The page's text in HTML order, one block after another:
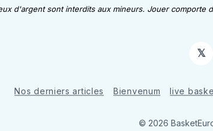
d'argent sont interdits aux mineurs. Jouer comporte
𝕏
Nos derniers articles Bienvenum live
© 2026